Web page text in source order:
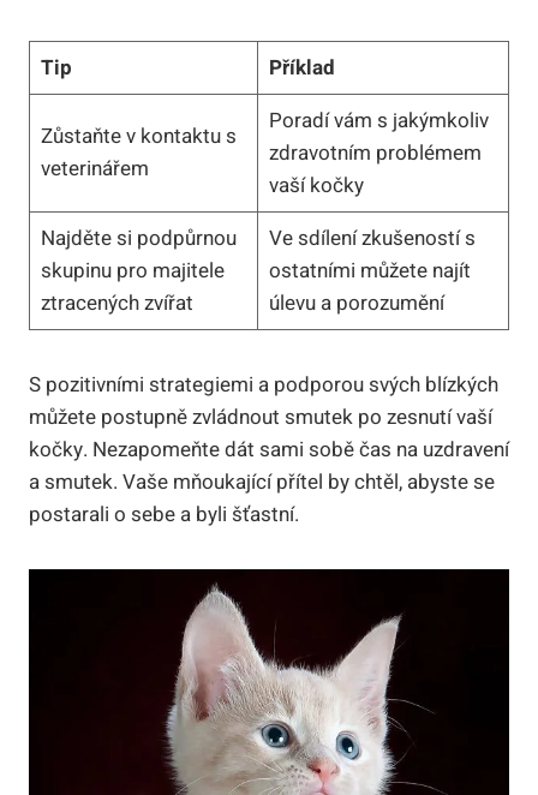
Tip Příklad
Zůstaňte v kontaktu s
veterinářem
Poradí vám s jakýmkoliv
zdravotním problémem
vaší kočky
Najděte si podpůrnou
skupinu pro majitele
ztracených zvířat
Ve sdílení zkušeností s
ostatními můžete najít
úlevu a porozumění
S pozitivními strategiemi a podporou svých blízkých
můžete postupně zvládnout smutek po zesnutí vaší
kočky. Nezapomeňte dát sami sobě čas na uzdravení
a smutek. Vaše mňoukající přítel by chtěl, abyste se
postarali o sebe a byli šťastní.